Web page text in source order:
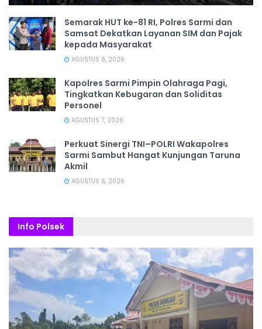
Semarak HUT ke-81 RI, Polres Sarmi dan
Samsat Dekatkan Layanan SIM dan Pajak
kepada Masyarakat
AGUSTUS 8, 2026
Kapolres Sarmi Pimpin Olahraga Pagi,
Tingkatkan Kebugaran dan Soliditas
Personel
AGUSTUS 7, 2026
Perkuat Sinergi TNI–POLRI Wakapolres
Sarmi Sambut Hangat Kunjungan Taruna
Akmil
AGUSTUS 6, 2026
Info Polsek